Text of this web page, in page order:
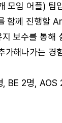
모임 어플) 팀
함께 진행할
보수를 통해
해나가는 경
, BE 2명, AOS